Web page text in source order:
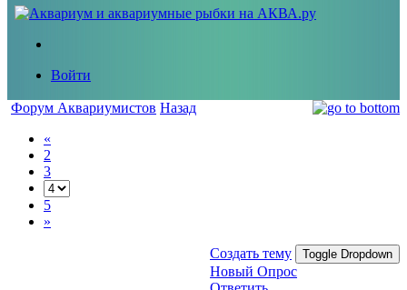
Войти
Форум Аквариумистов Назад
«
2
3
5
»
Создать тему Toggle Dropdown
Новый Опрос